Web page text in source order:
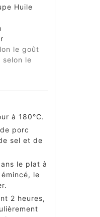
Huile
le goût
selon le
à 180°C.
porc
sel et de
le plat à
le
2 heures,